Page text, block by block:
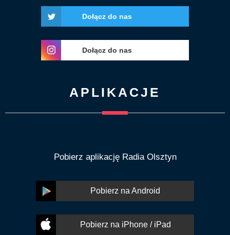
Dołącz do nas
Dołącz do nas
APLIKACJE
Pobierz aplikację Radia Olsztyn
Pobierz na Android
Pobierz na iPhone / iPad